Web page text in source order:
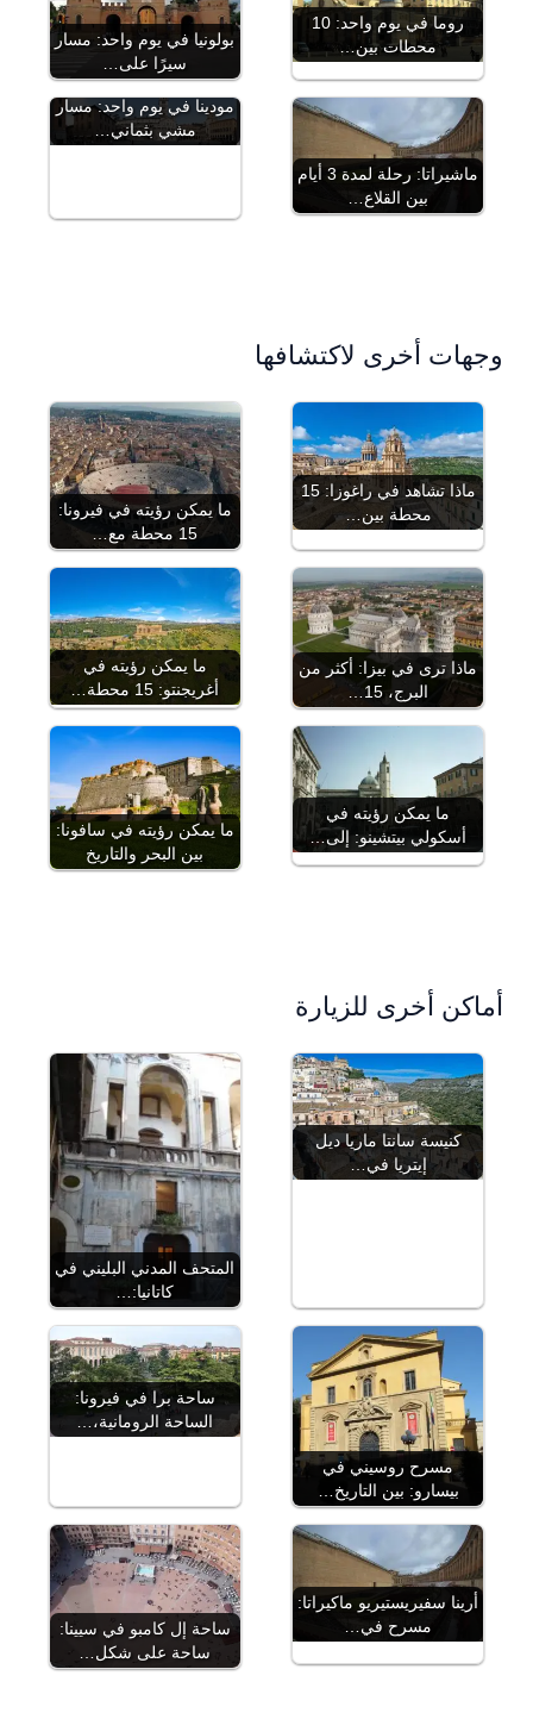
روما في يوم واحد: 10
محطات بين…
بولونيا في يوم واحد: مسار
سيرًا على…
ماشيراتا: رحلة لمدة 3 أيام
بين القلاع…
مودينا في يوم واحد: مسار
مشي بثماني…
وجهات أخرى لاكتشافها
ماذا تشاهد في راغوزا: 15
محطة بين…
ما يمكن رؤيته في فيرونا:
15 محطة مع…
ماذا ترى في بيزا: أكثر من
البرج، 15…
ما يمكن رؤيته في
أغريجنتو: 15 محطة…
ما يمكن رؤيته في
أسكولي بيتشينو: إلى…
ما يمكن رؤيته في سافونا:
بين البحر والتاريخ
أماكن أخرى للزيارة
كنيسة سانتا ماريا ديل
إيتريا في…
المتحف المدني البليني في
كاتانيا:…
مسرح روسيني في
بيسارو: بين التاريخ…
ساحة برا في فيرونا:
الساحة الرومانية،…
أرينا سفيريستيريو ماكيراتا:
مسرح في…
ساحة إل كامبو في سيينا:
ساحة على شكل…